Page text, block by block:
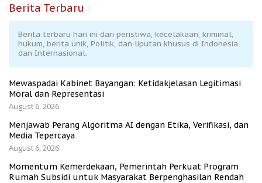
Berita Terbaru
Berita terbaru hari ini dari peristiwa, kecelakaan, kriminal,
hukum, berita unik, Politik, dan liputan khusus di Indonesia
dan Internasional.
Mewaspadai Kabinet Bayangan: Ketidakjelasan Legitimasi
Moral dan Representasi
August 6, 2026
Menjawab Perang Algoritma AI dengan Etika, Verifikasi, dan
Media Tepercaya
August 6, 2026
Momentum Kemerdekaan, Pemerintah Perkuat Program
Rumah Subsidi untuk Masyarakat Berpenghasilan Rendah